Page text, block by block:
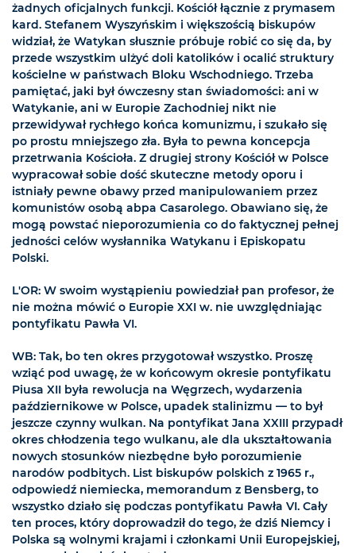
żadnych oficjalnych funkcji. Kościół łącznie z prymasem
kard. Stefanem Wyszyńskim i większością biskupów
widział, że Watykan słusznie próbuje robić co się da, by
przede wszystkim ulżyć doli katolików i ocalić struktury
kościelne w państwach Bloku Wschodniego. Trzeba
pamiętać, jaki był ówczesny stan świadomości: ani w
Watykanie, ani w Europie Zachodniej nikt nie
przewidywał rychłego końca komunizmu, i szukało się
po prostu mniejszego zła. Była to pewna koncepcja
przetrwania Kościoła. Z drugiej strony Kościół w Polsce
wypracował sobie dość skuteczne metody oporu i
istniały pewne obawy przed manipulowaniem przez
komunistów osobą abpa Casarolego. Obawiano się, że
mogą powstać nieporozumienia co do faktycznej pełnej
jedności celów wysłannika Watykanu i Episkopatu
Polski.
L'OR: W swoim wystąpieniu powiedział pan profesor, że
nie można mówić o Europie XXI w. nie uwzględniając
pontyfikatu Pawła VI.
WB: Tak, bo ten okres przygotował wszystko. Proszę
wziąć pod uwagę, że w końcowym okresie pontyfikatu
Piusa XII była rewolucja na Węgrzech, wydarzenia
październikowe w Polsce, upadek stalinizmu — to był
jeszcze czynny wulkan. Na pontyfikat Jana XXIII przypadł
okres chłodzenia tego wulkanu, ale dla ukształtowania
nowych stosunków niezbędne było porozumienie
narodów podbitych. List biskupów polskich z 1965 r.,
odpowiedź niemiecka, memorandum z Bensberg, to
wszystko działo się podczas pontyfikatu Pawła VI. Cały
ten proces, który doprowadził do tego, że dziś Niemcy i
Polska są wolnymi krajami i członkami Unii Europejskiej,